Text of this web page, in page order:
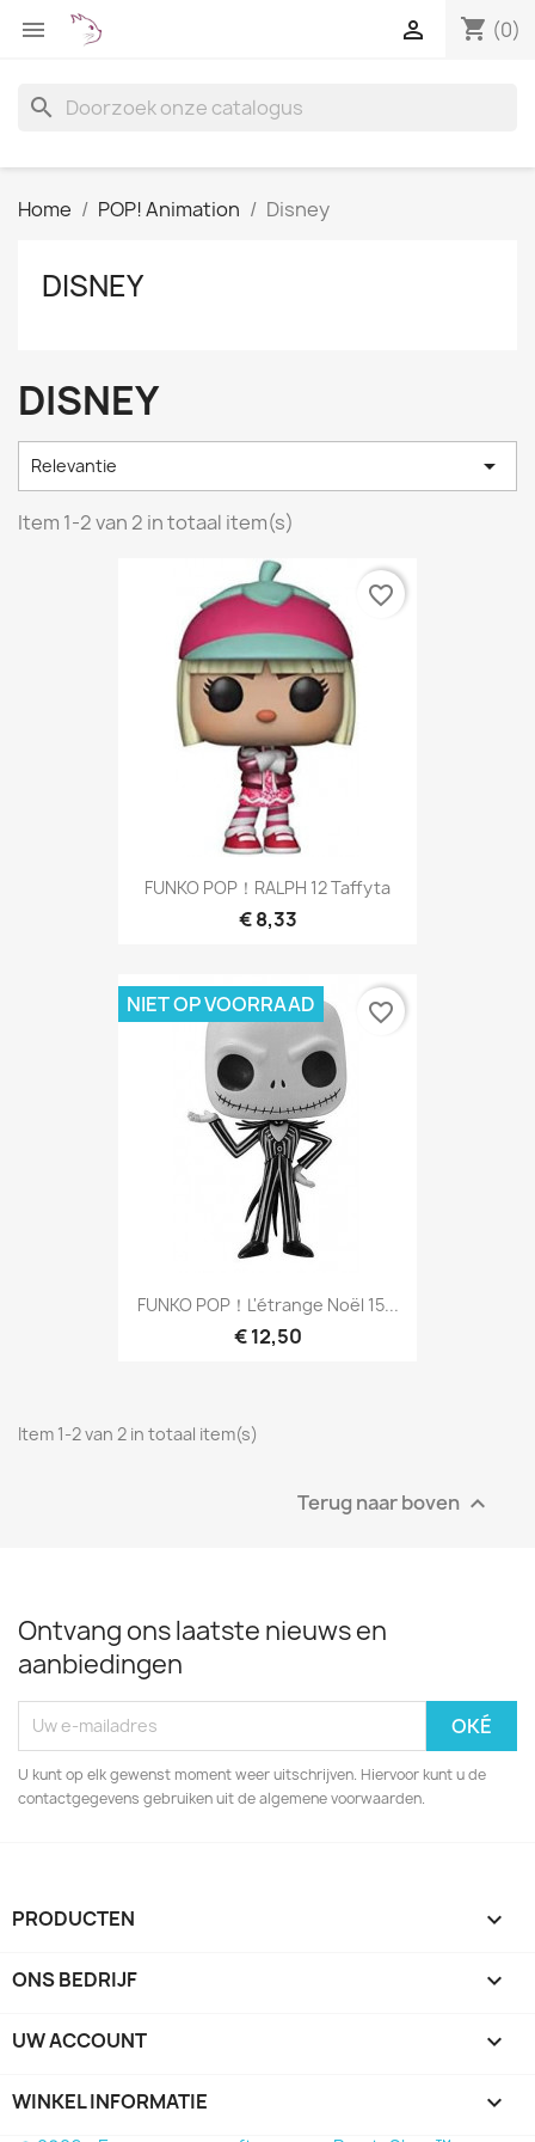
 shopping_cart (0)

search
Home POP! Animation Disney
DISNEY
DISNEY
Relevantie 
Item 1-2 van 2 in totaal item(s)
FUNKO POP！RALPH 12 Taffyta
€ 8,33
favorite_border
FUNKO POP！L'étrange Noël 15...
€ 12,50
NIET OP VOORRAAD favorite_border
Item 1-2 van 2 in totaal item(s)
Terug naar boven 
Ontvang ons laatste nieuws en
aanbiedingen
U kunt op elk gewenst moment weer uitschrijven. Hiervoor kunt u de
contactgegevens gebruiken uit de algemene voorwaarden.
PRODUCTEN 
ONS BEDRIJF 
UW ACCOUNT 
WINKEL INFORMATIE keyboard_arrow_down